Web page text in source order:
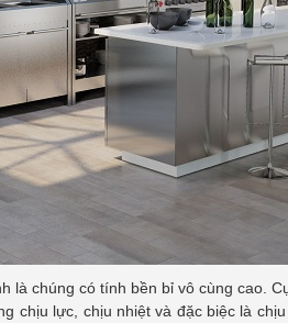
chúng có tính bền bỉ vô cùng cao.
chịu lực, chịu nhiệt và đặc biệc là